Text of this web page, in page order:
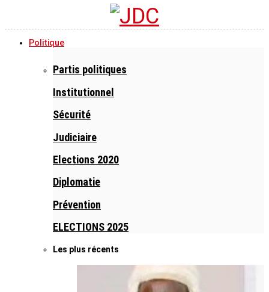
Politique
Partis politiques
Institutionnel
Sécurité
Judiciaire
Elections 2020
Diplomatie
Prévention
ELECTIONS 2025
Les plus récents